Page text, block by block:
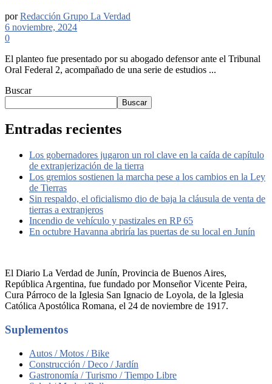
por Redacción Grupo La Verdad
6 noviembre, 2024
0
El planteo fue presentado por su abogado defensor ante el Tribunal
Oral Federal 2, acompañado de una serie de estudios ...
Buscar
Buscar
Entradas recientes
Los gobernadores jugaron un rol clave en la caída de capítulo
de extranjerización de la tierra
Los gremios sostienen la marcha pese a los cambios en la Ley
de Tierras
Sin respaldo, el oficialismo dio de baja la cláusula de venta de
tierras a extranjeros
Incendio de vehículo y pastizales en RP 65
En octubre Havanna abriría las puertas de su local en Junín
El Diario La Verdad de Junín, Provincia de Buenos Aires,
República Argentina, fue fundado por Monseñor Vicente Peira,
Cura Párroco de la Iglesia San Ignacio de Loyola, de la Iglesia
Católica Apostólica Romana, el 24 de noviembre de 1917.
Suplementos
Autos / Motos / Bike
Construcción / Deco / Jardín
Gastronomía / Turismo / Tiempo Libre